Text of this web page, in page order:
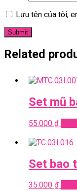
Lưu tên của tôi,
Related
Set mũ
55.000 ₫
Set bao
35.000 ₫